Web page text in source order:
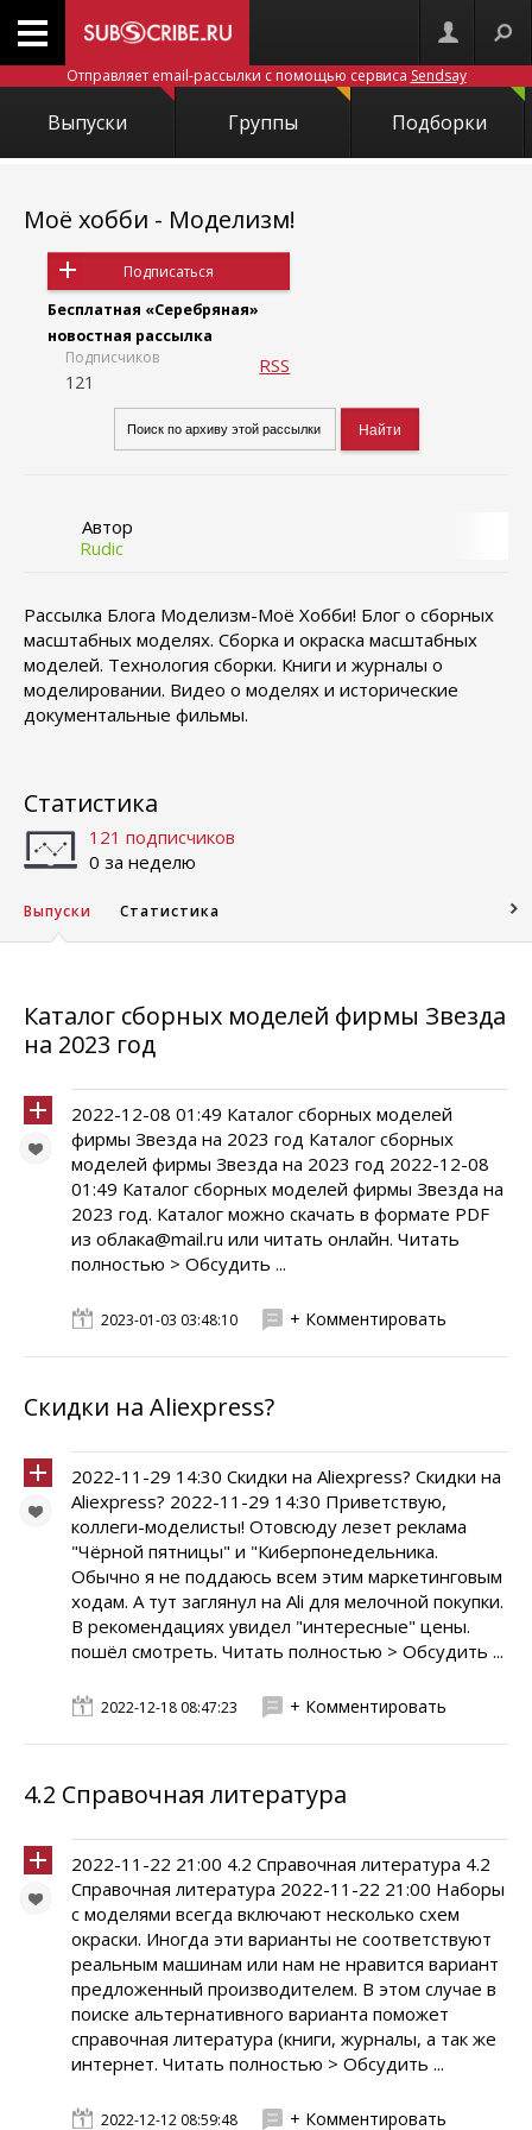
Отправляет email-рассылки с помощью сервиса Sendsay
Выпуски Группы Подборки
Моё хобби - Моделизм!
Подписаться
Бесплатная «Серебряная»
новостная рассылка
Подписчиков
121
RSS
Автор
Rudic
Рассылка Блога Моделизм-Моё Хобби! Блог о сборных
масштабных моделях. Сборка и окраска масштабных
моделей. Технология сборки. Книги и журналы о
моделировании. Видео о моделях и исторические
документальные фильмы.
Статистика
121 подписчиков
0 за неделю
Выпуски Статистика
Каталог сборных моделей фирмы Звезда
на 2023 год
2022-12-08 01:49 Каталог сборных моделей
фирмы Звезда на 2023 год Каталог сборных
моделей фирмы Звезда на 2023 год 2022-12-08
01:49 Каталог сборных моделей фирмы Звезда на
2023 год. Каталог можно скачать в формате PDF
из облака@mail.ru или читать онлайн. Читать
полностью > Обсудить ...
2023-01-03 03:48:10 + Комментировать
Скидки на Aliexpress?
2022-11-29 14:30 Скидки на Aliexpress? Скидки на
Aliexpress? 2022-11-29 14:30 Приветствую,
коллеги-моделисты! Отовсюду лезет реклама
"Чёрной пятницы" и "Киберпонедельника.
Обычно я не поддаюсь всем этим маркетинговым
ходам. А тут заглянул на Ali для мелочной покупки.
В рекомендациях увидел "интересные" цены.
пошёл смотреть. Читать полностью > Обсудить ...
2022-12-18 08:47:23 + Комментировать
4.2 Справочная литература
2022-11-22 21:00 4.2 Справочная литература 4.2
Справочная литература 2022-11-22 21:00 Наборы
с моделями всегда включают несколько схем
окраски. Иногда эти варианты не соответствуют
реальным машинам или нам не нравится вариант
предложенный производителем. В этом случае в
поиске альтернативного варианта поможет
справочная литература (книги, журналы, а так же
интернет. Читать полностью > Обсудить ...
2022-12-12 08:59:48 + Комментировать